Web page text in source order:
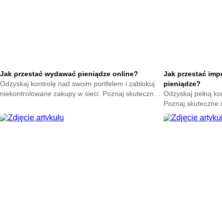
Jak przestać wydawać pieniądze online?
Odzyskaj kontrolę nad swoim portfelem i zablokuj
niekontrolowane zakupy w sieci. Poznaj skuteczne
przycisku kup teraz.
Jak przestać
pieniądze?
Odzyskaj pełną
Poznaj skuteczne
nagłych
oszczędności już